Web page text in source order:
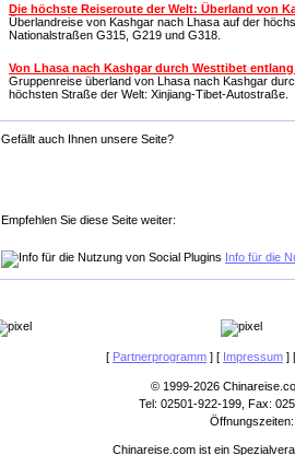
Die höchste Reiseroute der Welt: Überland von
Überlandreise von Kashgar nach Lhasa auf der
Nationalstraßen G315, G219 und G318.
Von Lhasa nach Kashgar durch Westtibet
Gruppenreise überland von Lhasa nach Kashgar
höchsten Straße der Welt: Xinjiang-Tibet-Autostraße.
Gefällt auch Ihnen unsere Seite?
Empfehlen Sie diese Seite weiter:
Info für die
[ Partnerprogramm ] [ Impressum ] [
© 1999-2026
Tel: 02501-922-199, Fax:
Chinareise.com ist ein